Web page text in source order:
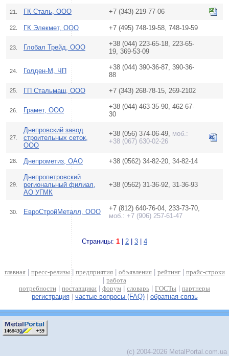
21. ГК Сталь, ООО +7 (343) 219-77-06
22. ГК Элекмет, ООО +7 (495) 748-19-58, 748-19-59
23. Глобал Трейд, ООО
+38 (044) 223-65-18, 223-65-
19, 369-53-09
24. Голден-М, ЧП
+38 (044) 390-36-87, 390-36-
88
25. ГП Стальмаш, ООО +7 (343) 268-78-15, 269-2102
26. Грамет, ООО
+38 (044) 463-35-90, 462-67-
30
27.
Днепровский завод
строительных сеток,
ООО
+38 (056) 374-06-49, моб.:
+38 (067) 630-02-26
28. Днепрометиз, ОАО +38 (0562) 34-82-20, 34-82-14
29.
Днепропетровский
региональный филиал,
АО УГМК
+38 (0562) 31-36-92, 31-36-93
30. ЕвроСтройМеталл, ООО
+7 (812) 640-76-04, 233-73-70,
моб.: +7 (906) 257-61-47
Страницы: 1 2 3 4
главная| пресс-релизы | предприятия| объявления| рейтинг| прайс-строки
работа
потребности
поставщики форум словарь ГОСТы
партнеры
регистрация| частые вопросы (FAQ)| обратная связь
(c) 2004-2026 MetalPortal.com.ua